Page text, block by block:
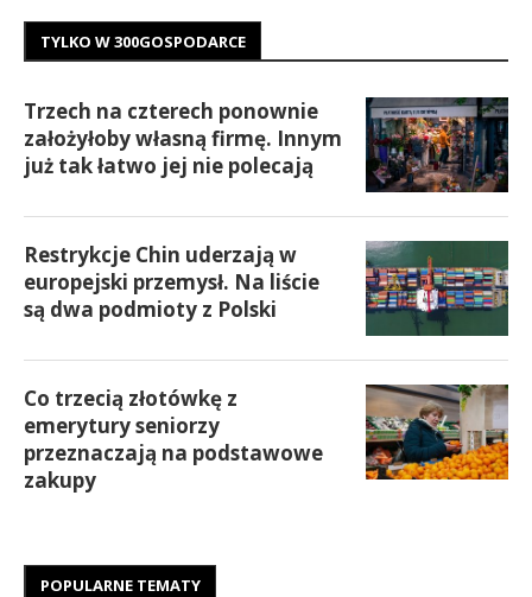
TYLKO W 300GOSPODARCE
Trzech na czterech ponownie
założyłoby własną firmę. Innym
już tak łatwo jej nie polecają
Restrykcje Chin uderzają w
europejski przemysł. Na liście
są dwa podmioty z Polski
Co trzecią złotówkę z
emerytury seniorzy
przeznaczają na podstawowe
zakupy
POPULARNE TEMATY